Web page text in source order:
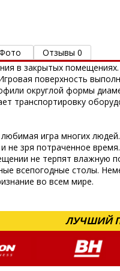
Отзывы 0
в закрытых
поверхность
округлой формы
транспортировку
игра многих
не зря потраченное
не терпят влажную
всепогодные столы.
во всем мире.
ЛУЧШИЙ